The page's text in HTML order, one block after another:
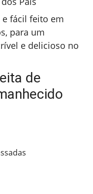
e fácil feito em
para um
e delicioso no
de